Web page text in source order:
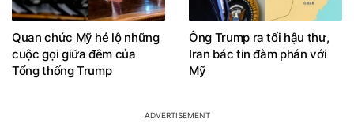
Quan chức Mỹ hé lộ những
cuộc gọi giữa đêm của
Tổng thống Trump
Ông Trump ra tối hậu thư,
Iran bác tin đàm phán với
Mỹ